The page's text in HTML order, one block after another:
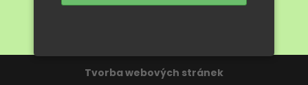
Tvorba webových stránek